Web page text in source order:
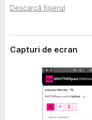
Descarcă fișierul
Capturi de ecran